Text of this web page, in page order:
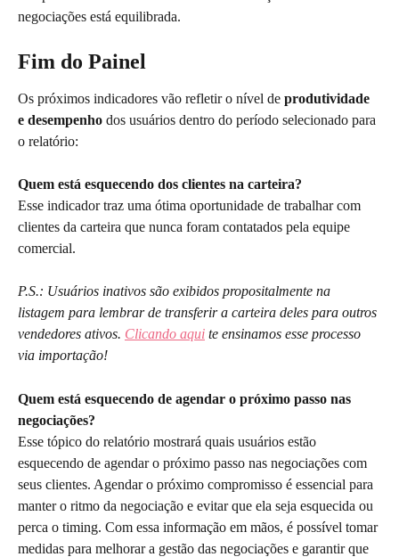
negociações está equilibrada.
Fim do Painel
Os próximos indicadores vão refletir o nível de produtividade
e desempenho dos usuários dentro do período selecionado para
o relatório:
Quem está esquecendo dos clientes na carteira?
Esse indicador traz uma ótima oportunidade de trabalhar com
clientes da carteira que nunca foram contatados pela equipe
comercial.
P.S.: Usuários inativos são exibidos propositalmente na
listagem para lembrar de transferir a carteira deles para outros
vendedores ativos. Clicando aqui te ensinamos esse processo
via importação!
Quem está esquecendo de agendar o próximo passo nas
negociações?
Esse tópico do relatório mostrará quais usuários estão
esquecendo de agendar o próximo passo nas negociações com
seus clientes. Agendar o próximo compromisso é essencial para
manter o ritmo da negociação e evitar que ela seja esquecida ou
perca o timing. Com essa informação em mãos, é possível tomar
medidas para melhorar a gestão das negociações e garantir que